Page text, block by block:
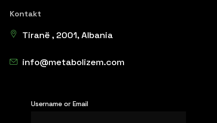
Kontakt
Tiranë , 2001, Albania
info@metabolizem.com
Username or Email